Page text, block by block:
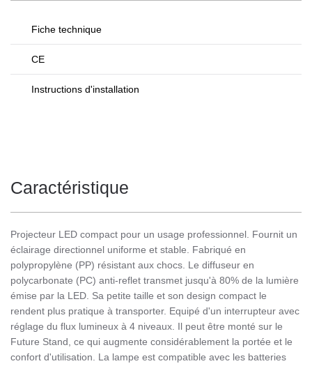
Fiche technique
CE
Instructions d'installation
Caractéristique
Projecteur LED compact pour un usage professionnel. Fournit un
éclairage directionnel uniforme et stable. Fabriqué en
polypropylène (PP) résistant aux chocs. Le diffuseur en
polycarbonate (PC) anti-reflet transmet jusqu'à 80% de la lumière
émise par la LED. Sa petite taille et son design compact le
rendent plus pratique à transporter. Equipé d'un interrupteur avec
réglage du flux lumineux à 4 niveaux. Il peut être monté sur le
Future Stand, ce qui augmente considérablement la portée et le
confort d'utilisation. La lampe est compatible avec les batteries